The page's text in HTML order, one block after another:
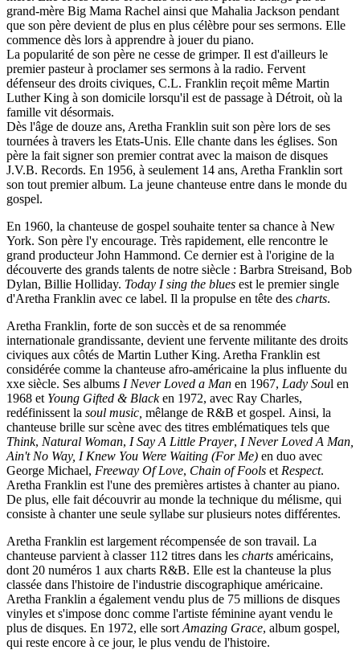
grand-mère Big Mama Rachel ainsi que Mahalia Jackson pendant
que son père devient de plus en plus célèbre pour ses sermons. Elle
commence dès lors à apprendre à jouer du piano.
La popularité de son père ne cesse de grimper. Il est d'ailleurs le
premier pasteur à proclamer ses sermons à la radio. Fervent
défenseur des droits civiques, C.L. Franklin reçoit même Martin
Luther King à son domicile lorsqu'il est de passage à Détroit, où la
famille vit désormais.
Dès l'âge de douze ans, Aretha Franklin suit son père lors de ses
tournées à travers les Etats-Unis. Elle chante dans les églises. Son
père la fait signer son premier contrat avec la maison de disques
J.V.B. Records. En 1956, à seulement 14 ans, Aretha Franklin sort
son tout premier album. La jeune chanteuse entre dans le monde du
gospel.
En 1960, la chanteuse de gospel souhaite tenter sa chance à New
York. Son père l'y encourage. Très rapidement, elle rencontre le
grand producteur John Hammond. Ce dernier est à l'origine de la
découverte des grands talents de notre siècle : Barbra Streisand, Bob
Dylan, Billie Holliday. Today I sing the blues est le premier single
d'Aretha Franklin avec ce label. Il la propulse en tête des charts.
Aretha Franklin, forte de son succès et de sa renommée
internationale grandissante, devient une fervente militante des droits
civiques aux côtés de Martin Luther King. Aretha Franklin est
considérée comme la chanteuse afro-américaine la plus influente du
xxe siècle. Ses albums I Never Loved a Man en 1967, Lady Soul en
1968 et Young Gifted & Blacken 1972, avec Ray Charles,
redéfinissent la soul music, mêlange de R&B et gospel. Ainsi, la
chanteuse brille sur scène avec des titres emblématiques tels que
Think, Natural Woman, I Say A Little Prayer, I Never Loved A Man,
Ain't No Way, I Knew You Were Waiting (For Me) en duo avec
George Michael, Freeway Of Love, Chain of Fools et Respect.
Aretha Franklin est l'une des premières artistes à chanter au piano.
De plus, elle fait découvrir au monde la technique du mélisme, qui
consiste à chanter une seule syllabe sur plusieurs notes différentes.
Aretha Franklin est largement récompensée de son travail. La
chanteuse parvient à classer 112 titres dans les charts américains,
dont 20 numéros 1 aux charts R&B. Elle est la chanteuse la plus
classée dans l'histoire de l'industrie discographique américaine.
Aretha Franklin a également vendu plus de 75 millions de disques
vinyles et s'impose donc comme l'artiste féminine ayant vendu le
plus de disques. En 1972, elle sort Amazing Grace, album gospel,
qui reste encore à ce jour, le plus vendu de l'histoire.